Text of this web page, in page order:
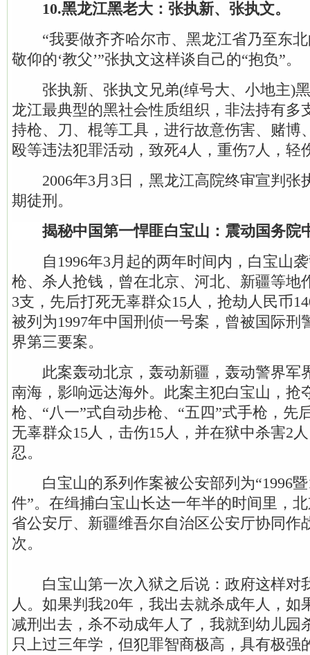
10.黑龙江黑老大：张执新、张执文。
“我要做齐齐哈尔市、黑龙江省乃至东北
敬仰的‘教父’”张执文这样谈自己的“抱负”。
张执新、张执文兄弟(绰号大、小地主)
龙江最典型的黑社会性质组织，非法持有多
持枪、刀、棍等工具，进行故意伤害、赌博
殴等违法犯罪活动，致死4人，重伤7人，轻
2006年3月3日，黑龙江高院终审宣判张
期徒刑。
揭秘中国第一悍匪白宝山：震动国务院
自1996年3月起的两年时间内，白宝山袭
枪、杀人抢钱，曾在北京、河北、新疆等地
3支，先后打死无辜群众15人，抢劫人民币
被列为1997年中国刑侦一号案，曾被国际刑
界第三要案。
此案轰动北京，轰动新疆，轰动警界军
南海，影响远达海外。此案主犯白宝山，抢
枪、“八一”式自动步枪、“五四”式手枪，先
无辜群众15人，击伤15人，并在狱中杀害2
忍。
白宝山的系列作案被公安部列为“1996暨
件”。在缉捕白宝山长达一年半的时间里，
省公安厅、新疆维吾尔自治区公安厅协同作
次。
白宝山第一次入狱之后说：政府这样对
人。如果判我20年，我出去就杀成年人，如
减刑出去，杀不动成年人了，我就到幼儿园
只上过三年学，但犯罪智商极高，具有极强